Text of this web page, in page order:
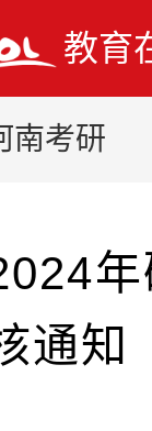
教育
南考研
通知